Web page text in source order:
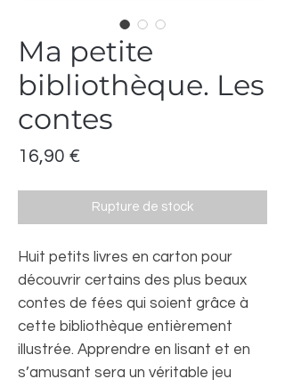
Ma petite
bibliothèque. Les
contes
16,90 €
Rupture de stock
Huit petits livres en carton pour
découvrir certains des plus beaux
contes de fées qui soient grâce à
cette bibliothèque entièrement
illustrée. Apprendre en lisant et en
s’amusant sera un véritable jeu